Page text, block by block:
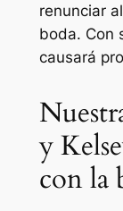
renunciar
boda. Con
causará
y
con la